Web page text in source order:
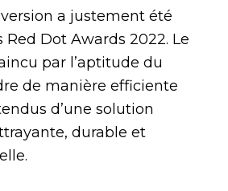
a justement été
Red Dot Awards 2022. Le
par l’aptitude du
de manière efficiente
d’une solution
durable et